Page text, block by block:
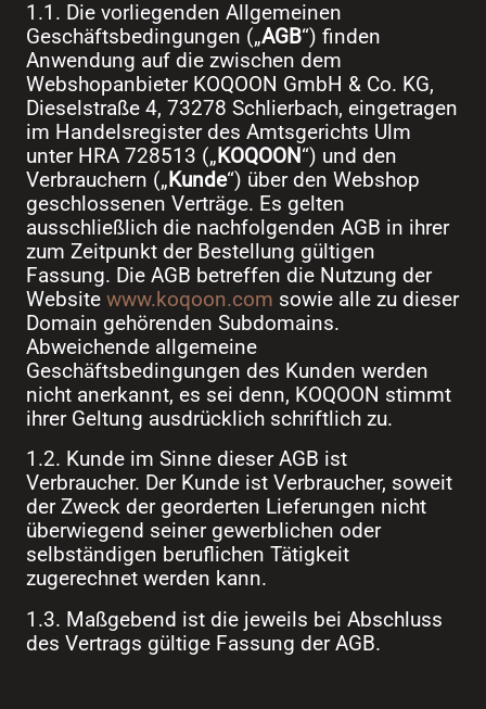
1.1. Die vorliegenden Allgemeinen
Geschäftsbedingungen („AGB“) finden
Anwendung auf die zwischen dem
Webshopanbieter KOQOON GmbH & Co. KG,
Dieselstraße 4, 73278 Schlierbach, eingetragen
im Handelsregister des Amtsgerichts Ulm
unter HRA 728513 („KOQOON“) und den
Verbrauchern („Kunde“) über den Webshop
geschlossenen Verträge. Es gelten
ausschließlich die nachfolgenden AGB in ihrer
zum Zeitpunkt der Bestellung gültigen
Fassung. Die AGB betreffen die Nutzung der
Website www.koqoon.com sowie alle zu dieser
Domain gehörenden Subdomains.
Abweichende allgemeine
Geschäftsbedingungen des Kunden werden
nicht anerkannt, es sei denn, KOQOON stimmt
ihrer Geltung ausdrücklich schriftlich zu.
1.2. Kunde im Sinne dieser AGB ist
Verbraucher. Der Kunde ist Verbraucher, soweit
der Zweck der georderten Lieferungen nicht
überwiegend seiner gewerblichen oder
selbständigen beruflichen Tätigkeit
zugerechnet werden kann.
1.3. Maßgebend ist die jeweils bei Abschluss
des Vertrags gültige Fassung der AGB.